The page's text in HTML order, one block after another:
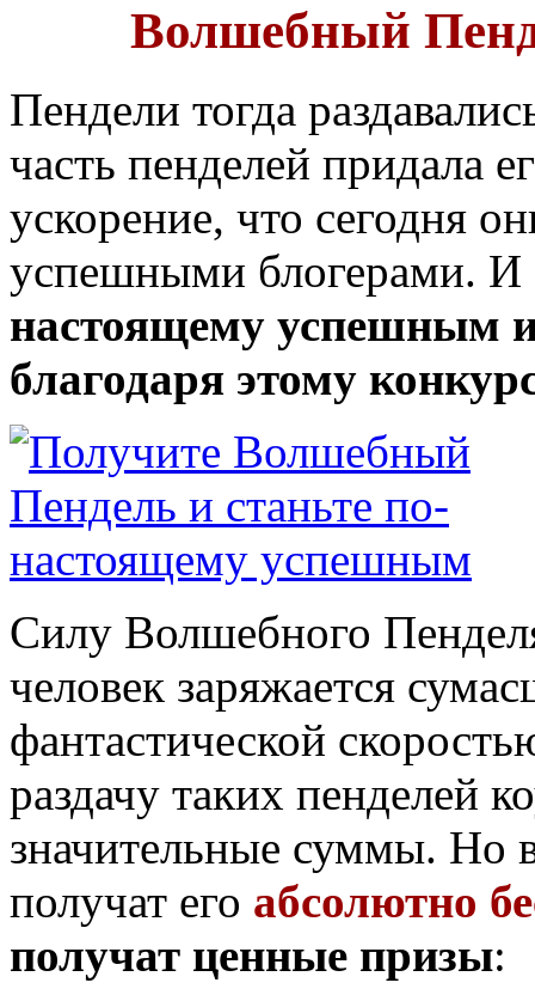
Волшебный
Пендели тогда
часть пенделей придала
ускорение, что сегодня
успешными блогерами. И
настоящему успешным
благодаря этому
Силу Волшебного
человек заряжается
фантастической
раздачу таких пенделей
значительные суммы. Но
получат его абсолютно
получат ценные призы: